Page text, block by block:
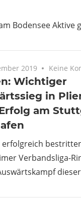
Bodensee Aktive
2019 Keine
Wichtiger
in
Erfolg am
erfolgreich
Verbandsliga-